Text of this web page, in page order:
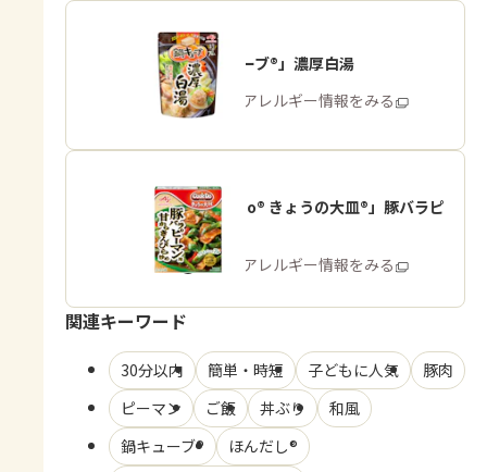
「鍋キューブ®」濃厚白湯
商品・アレルギー情報をみる
「Cook Do® きょうの大皿®」豚バラピ
ーマン用
商品・アレルギー情報をみる
関連キーワード
30分以内 簡単・時短 子どもに人気
豚肉
ピーマン
ご飯 丼ぶり
和風
鍋キューブ®
ほんだし®